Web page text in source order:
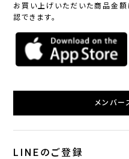
お買い上げいただいた商品金
認できます。
メンバー
LINEのご登録